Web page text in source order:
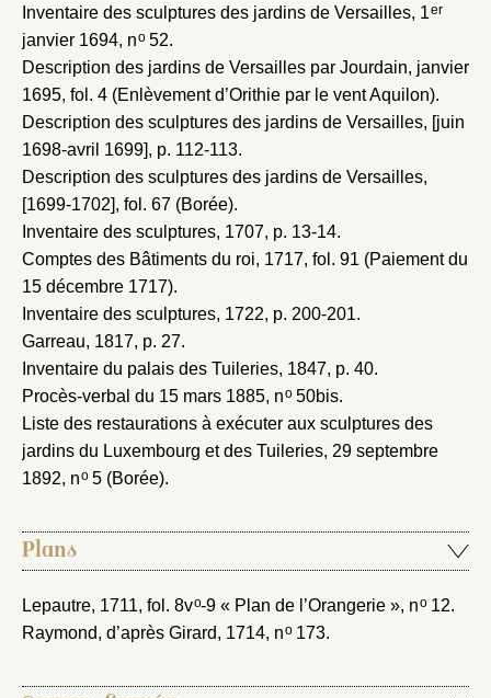
Inventaire des sculptures des jardins de Versailles, 1er
janvier 1694, no52.
Description des jardins de Versailles par Jourdain, janvier
1695, fol. 4 (Enlèvement d’Orithie par le vent Aquilon).
Description des sculptures des jardins de Versailles, [juin
1698-avril 1699], p. 112-113.
Description des sculptures des jardins de Versailles,
[1699-1702], fol. 67 (Borée).
Inventaire des sculptures, 1707, p. 13-14.
Comptes des Bâtiments du roi, 1717, fol. 91 (Paiement du
15 décembre 1717).
Inventaire des sculptures, 1722, p. 200-201.
Garreau, 1817, p. 27.
Inventaire du palais des Tuileries, 1847, p. 40.
Procès-verbal du 15 mars 1885, no50bis.
Liste des restaurations à exécuter aux sculptures des
jardins du Luxembourg et des Tuileries, 29 septembre
1892, no5 (Borée).
Plans
Lepautre, 1711, fol. 8vo-9 « Plan de l’Orangerie », no12.
Raymond, d’après Girard, 1714, no173.